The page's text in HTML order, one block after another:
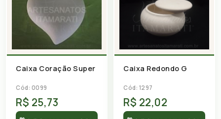
Caixa Coração Super
Cód: 0099
R$ 25,73
Caixa Redondo G
Cód: 1297
R$ 22,02